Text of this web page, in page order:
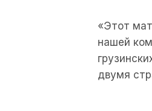
«Этот
нашей
двумя